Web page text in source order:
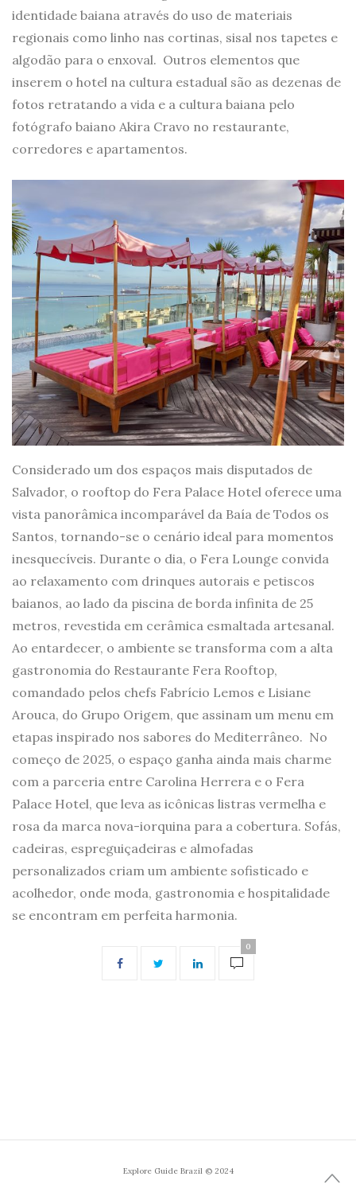
identidade baiana através do uso de materiais
regionais como linho nas cortinas, sisal nos tapetes e
algodão para o enxoval. Outros elementos que
inserem o hotel na cultura estadual são as dezenas de
fotos retratando a vida e a cultura baiana pelo
fotógrafo baiano Akira Cravo no restaurante,
corredores e apartamentos.
Considerado um dos espaços mais disputados de
Salvador, o rooftop do Fera Palace Hotel oferece uma
vista panorâmica incomparável da Baía de Todos os
Santos, tornando-se o cenário ideal para momentos
inesquecíveis. Durante o dia, o Fera Lounge convida
ao relaxamento com drinques autorais e petiscos
baianos, ao lado da piscina de borda infinita de 25
metros, revestida em cerâmica esmaltada artesanal.
Ao entardecer, o ambiente se transforma com a alta
gastronomia do Restaurante Fera Rooftop,
comandado pelos chefs Fabrício Lemos e Lisiane
Arouca, do Grupo Origem, que assinam um menu em
etapas inspirado nos sabores do Mediterrâneo. No
começo de 2025, o espaço ganha ainda mais charme
com a parceria entre Carolina Herrera e o Fera
Palace Hotel, que leva as icônicas listras vermelha e
rosa da marca nova-iorquina para a cobertura. Sofás,
cadeiras, espreguiçadeiras e almofadas
personalizados criam um ambiente sofisticado e
acolhedor, onde moda, gastronomia e hospitalidade
se encontram em perfeita harmonia.
0
Explore Guide Brazil © 2024